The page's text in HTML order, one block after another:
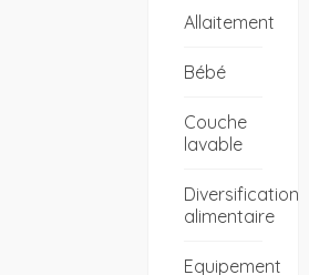
Allaitement
Bébé
Couche
lavable
Diversification
alimentaire
Equipement